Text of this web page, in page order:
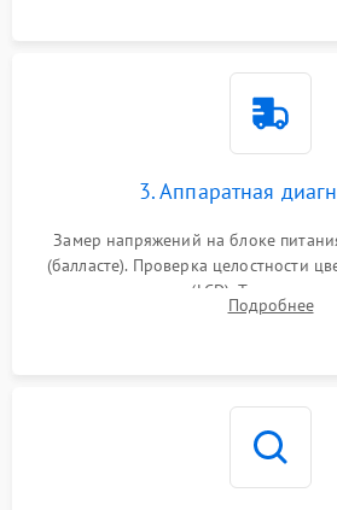
3. Аппаратная
Замер напряжений на блоке
(балласте). Проверка целостности
или поляризаторов (LCD).
температуры и оптопар с
Подробнее